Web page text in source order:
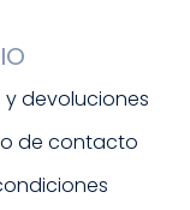
devoluciones
de contacto